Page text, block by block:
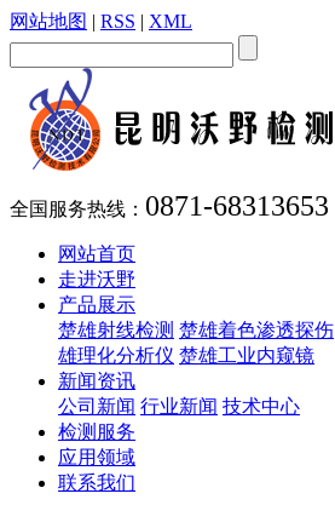
网站地图 | RSS | XML
全国服务热线： 0871-68313653
网站首页
走进沃野
产品展示
楚雄射线检测 楚雄着色渗透探伤
雄理化分析仪 楚雄工业内窥镜
新闻资讯
公司新闻 行业新闻 技术中心
检测服务
应用领域
联系我们